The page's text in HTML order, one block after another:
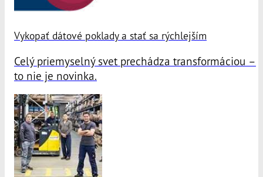
Vykopať dátové poklady a stať sa rýchlejším
Celý priemyselný svet prechádza transformáciou –
to nie je novinka.